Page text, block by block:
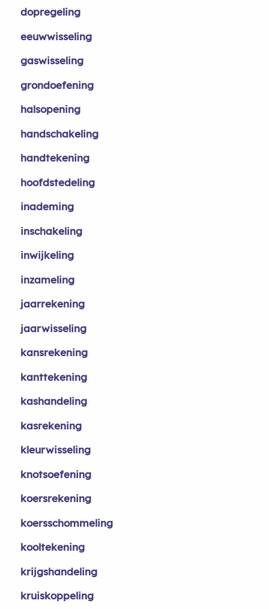
dopregeling
eeuwwisseling
gaswisseling
grondoefening
halsopening
handschakeling
handtekening
hoofdstedeling
inademing
inschakeling
inwijkeling
inzameling
jaarrekening
jaarwisseling
kansrekening
kanttekening
kashandeling
kasrekening
kleurwisseling
knotsoefening
koersrekening
koersschommeling
kooltekening
krijgshandeling
kruiskoppeling